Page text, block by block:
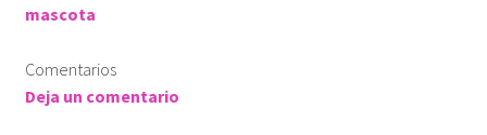
mascota
Comentarios
Deja un comentario